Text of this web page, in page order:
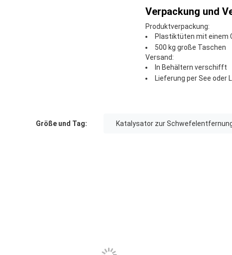
Verpackung und
Produktverpackung:
Plastiktüten mit einem
500 kg große Taschen
Versand:
In Behältern verschifft
Lieferung per See oder
Größe und Tag: Katalysator zur